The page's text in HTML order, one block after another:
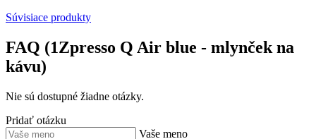
Súvisiace produkty
FAQ (1Zpresso Q Air blue - mlynček na
kávu)
Nie sú dostupné žiadne otázky.
Pridať otázku
Vaše meno